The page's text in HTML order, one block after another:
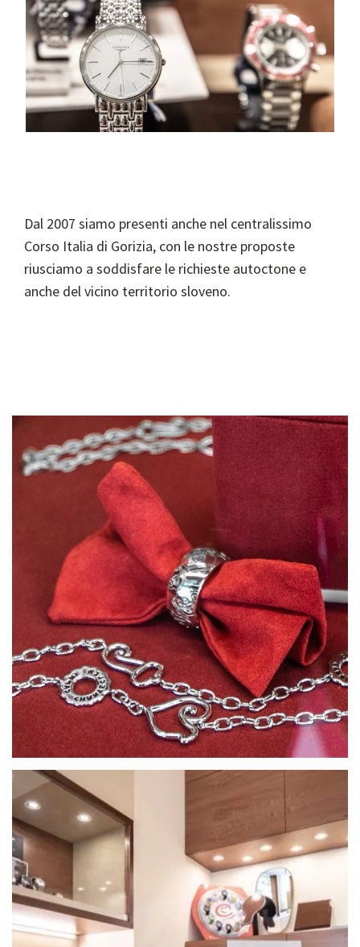
Dal 2007 siamo presenti anche nel centralissimo
Corso Italia di Gorizia, con le nostre proposte
riusciamo a soddisfare le richieste autoctone e
anche del vicino territorio sloveno.